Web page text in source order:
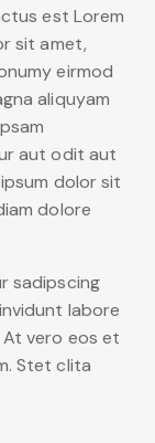
est Lorem
sit amet,
eirmod
aliquyam
aut odit aut
dolor sit
dolore
sadipscing
labore
vero eos et
Stet clita